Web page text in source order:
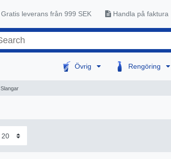
Gratis leverans från 999 SEK Handla på faktura
Övrig Rengöring
Slangar